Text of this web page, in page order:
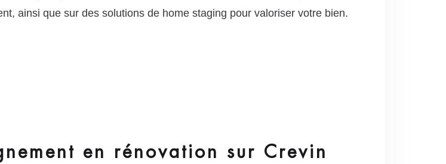
ainsi que sur des solutions de home staging pour valoriser votre bien.
en rénovation sur Crevin